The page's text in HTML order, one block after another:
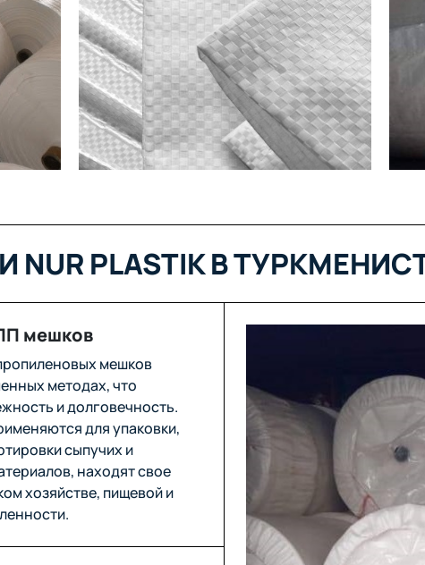
PLASTIK В
мешков
мешков
методах, что
и долговечность.
для упаковки,
сыпучих и
находят свое
хозяйстве, пищевой и